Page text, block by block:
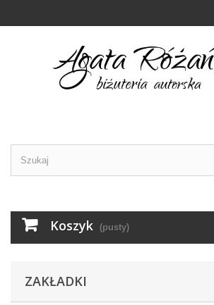
Koszyk (pusty)
ZAKŁADKI